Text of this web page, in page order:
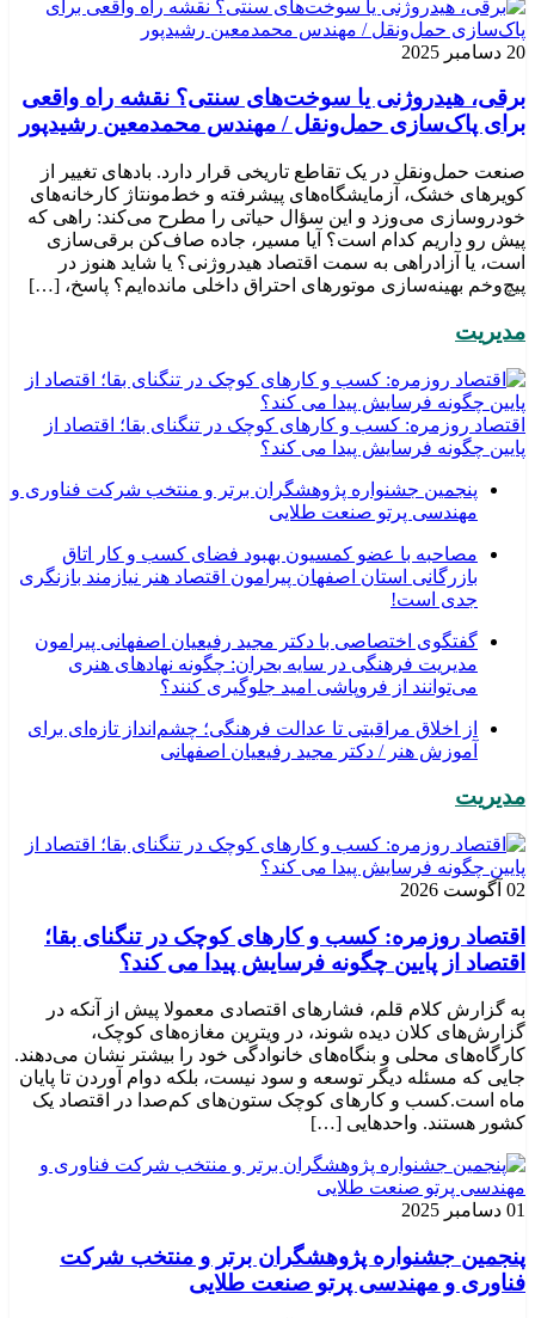
20 دسامبر 2025
برقی، هیدروژنی یا سوخت‌های سنتی؟ نقشه راه واقعی
برای پاک‌سازی حمل‌ونقل / مهندس محمدمعین رشیدپور
صنعت حمل‌ونقل در یک تقاطع تاریخی قرار دارد. بادهای تغییر از
کویرهای خشک، آزمایشگاه‌های پیشرفته و خط‌مونتاژ کارخانه‌های
خودروسازی می‌وزد و این سؤال حیاتی را مطرح می‌کند: راهی که
پیش رو داریم کدام است؟ آیا مسیر، جاده صاف‌کن برقی‌سازی
است، یا آزادراهی به سمت اقتصاد هیدروژنی؟ یا شاید هنوز در
پیچ‌وخم بهینه‌سازی موتورهای احتراق داخلی مانده‌ایم؟ پاسخ، […]
مدیریت
اقتصاد روزمره: کسب‌ و کارهای کوچک در تنگنای بقا؛ اقتصاد از
پایین چگونه فرسایش پیدا می کند؟
پنجمین جشنواره پژوهشگران برتر و منتخب شرکت فناوری و
مهندسی پرتو صنعت طلایی
مصاحبه با عضو کمسیون بهبود فضای کسب و کار اتاق
بازرگانی استان اصفهان پیرامون اقتصاد هنر نیازمند بازنگری
جدی است!
گفتگوی اختصاصی با دکتر مجید رفیعیان اصفهانی پیرامون
مدیریت فرهنگی در سایه بحران: چگونه نهادهای هنری
می‌توانند از فروپاشی امید جلوگیری کنند؟
از اخلاق مراقبتی تا عدالت فرهنگی؛ چشم‌انداز تازه‌ای برای
آموزش هنر / دکتر مجید رفیعیان اصفهانی
مدیریت
02 آگوست 2026
اقتصاد روزمره: کسب‌ و کارهای کوچک در تنگنای بقا؛
اقتصاد از پایین چگونه فرسایش پیدا می کند؟
به گزارش کلام قلم، فشارهای اقتصادی معمولا پیش از آنکه در
گزارش‌های کلان دیده شوند، در ویترین مغازه‌های کوچک،
کارگاه‌های محلی و بنگاه‌های خانوادگی خود را بیشتر نشان می‌دهند.
جایی که مسئله دیگر توسعه و سود نیست، بلکه دوام آوردن تا پایان
ماه است.کسب‌ و کارهای کوچک ستون‌های کم‌صدا در اقتصاد یک
کشور هستند. واحدهایی […]
01 دسامبر 2025
پنجمین جشنواره پژوهشگران برتر و منتخب شرکت
فناوری و مهندسی پرتو صنعت طلایی